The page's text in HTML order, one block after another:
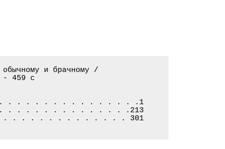
обычному и брачному /
- 459 с
. . . . . . . . . . . . . . . . . . .1
. . . . . . . . . . . . . . . . . .213
. . . . . . . . . . . . . . . . . 301